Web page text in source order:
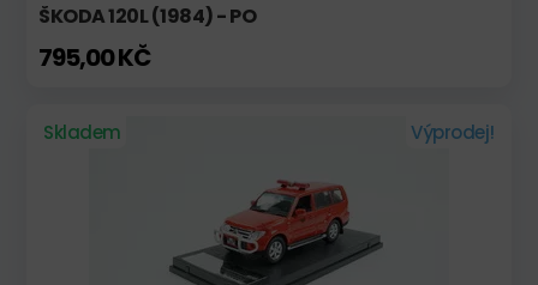
ŠKODA 120L (1984) - PO
795,00 KČ
Skladem Výprodej!